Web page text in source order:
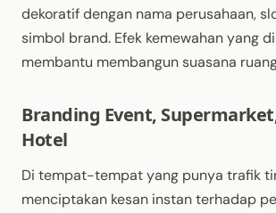
dekoratif dengan nama perusahaan,
simbol brand. Efek kemewahan yang
membantu membangun suasana
Branding Event,
Hotel
Di tempat-tempat yang punya trafik
menciptakan kesan instan terhadap